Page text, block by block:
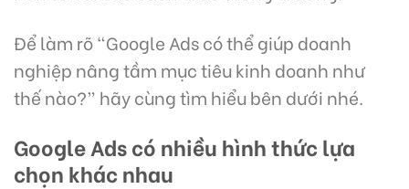
Để làm rõ “Google Ads có thể giúp doanh
nghiệp nâng tầm mục tiêu kinh doanh như
thế nào?” hãy cùng tìm hiểu bên dưới nhé.
Google Ads có nhiều hình thức lựa
chọn khác nhau